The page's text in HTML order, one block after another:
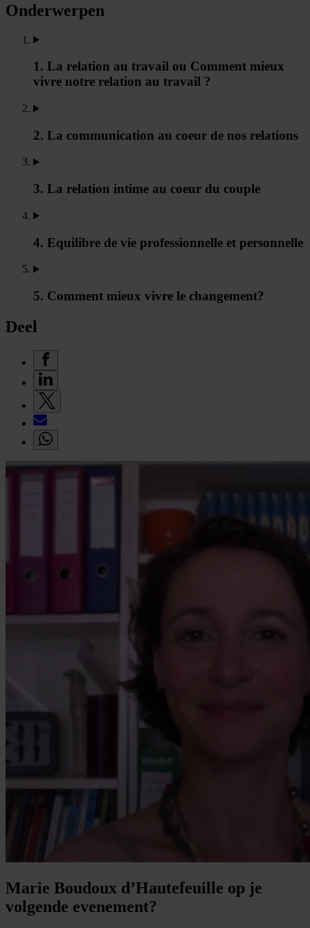
Onderwerpen
1. La relation au travail ou Comment mieux
vivre notre relation au travail ?
2. La communication au coeur de nos relations
3. La relation intime au coeur du couple
4. Equilibre de vie professionnelle et personnelle
5. Comment mieux vivre le changement?
Deel
Marie Boudoux d’Hautefeuille op je
volgende evenement?